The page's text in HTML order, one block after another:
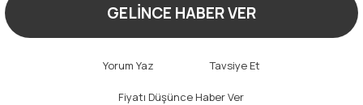
GELİNCE HABER VER
Yorum Yaz Tavsiye Et
Fiyatı Düşünce Haber Ver